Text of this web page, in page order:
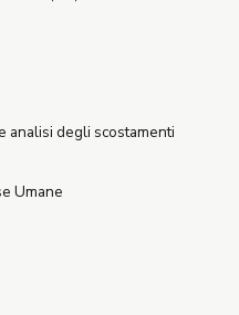
analisi degli scostamenti
Umane